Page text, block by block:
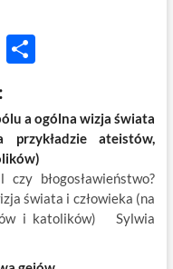
S
ar
e
a ogólna wizja świata
przykładzie ateistów,
błogosławieństwo?
świata i człowieka (na
i katolików) Sylwia